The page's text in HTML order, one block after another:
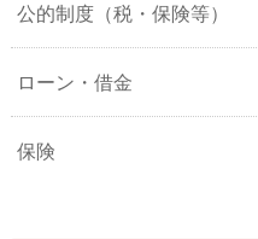
公的制度（税・保険等）
ローン・借金
保険